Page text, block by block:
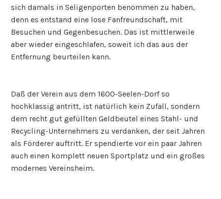
sich damals in Seligenporten benommen zu haben,
denn es entstand eine lose Fanfreundschaft, mit
Besuchen und Gegenbesuchen. Das ist mittlerweile
aber wieder eingeschlafen, soweit ich das aus der
Entfernung beurteilen kann.
Daß der Verein aus dem 1600-Seelen-Dorf so
hochklassig antritt, ist natürlich kein Zufall, sondern
dem recht gut gefüllten Geldbeutel eines Stahl- und
Recycling-Unternehmers zu verdanken, der seit Jahren
als Förderer auftritt. Er spendierte vor ein paar Jahren
auch einen komplett neuen Sportplatz und ein großes
modernes Vereinsheim.